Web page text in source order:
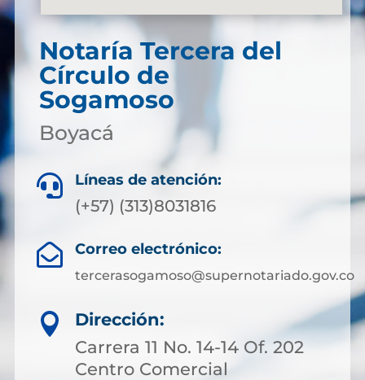
Notaría Tercera del
Círculo de
Sogamoso
Boyacá
 Líneas de atención:
(+57) (313)8031816
 Correo electrónico:
tercerasogamoso@supernotariado.gov.co

Dirección:
Carrera 11 No. 14-14 Of. 202
Centro Comercial